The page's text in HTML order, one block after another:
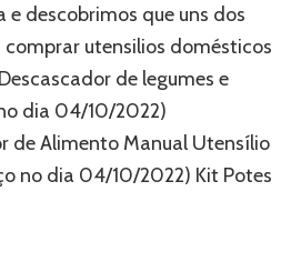
e descobrimos que uns dos
comprar utensilios domésticos
de legumes e
dia 04/10/2022)
de Alimento Manual Utensílio
no dia 04/10/2022) Kit Potes